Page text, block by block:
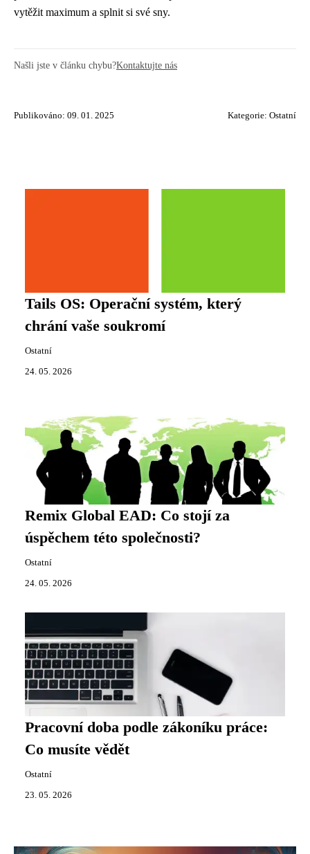
vytěžit maximum a splnit si své sny.
Našli jste v článku chybu?Kontaktujte nás
Publikováno: 09. 01. 2025 Kategorie: Ostatní
Tails OS: Operační systém, který
chrání vaše soukromí
Ostatní
24. 05. 2026
Remix Global EAD: Co stojí za
úspěchem této společnosti?
Ostatní
24. 05. 2026
Pracovní doba podle zákoníku práce:
Co musíte vědět
Ostatní
23. 05. 2026